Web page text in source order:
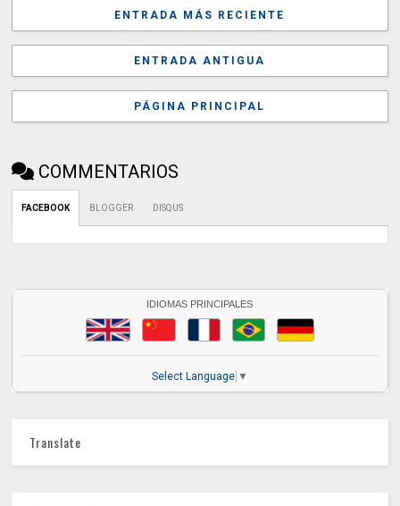
ENTRADA MÁS RECIENTE
ENTRADA ANTIGUA
PÁGINA PRINCIPAL
COMMENTARIOS
FACEBOOK BLOGGER DISQUS
IDIOMAS PRINCIPALES
Select Language ▼
Translate